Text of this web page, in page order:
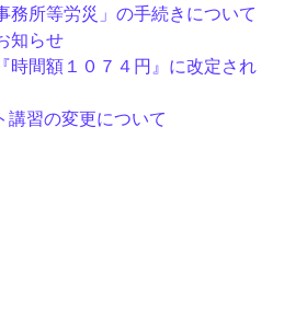
務所等労災」の手続きについて
知らせ
時間額１０７４円』に改定され
講習の変更について